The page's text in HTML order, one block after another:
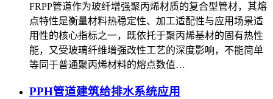
FRPP管道作为玻纤增强聚丙烯材质的复合型管材，其熔
点特性是衡量材料热稳定性、加工适配性与应用场景适
用性的核心指标之一，既依托于聚丙烯基材的固有热性
能，又受玻璃纤维增强改性工艺的深度影响，不能简单
等同于普通聚丙烯材料的熔点数值…
PPH管道建筑给排水系统应用